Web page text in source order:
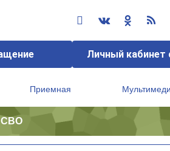
Личный кабинет
Приемная